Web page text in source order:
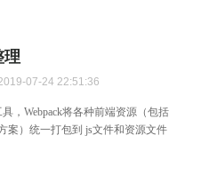
理
07-24 22:51:36
，Webpack将各种前端资源（包括
案）统一打包到 js文件和资源文件